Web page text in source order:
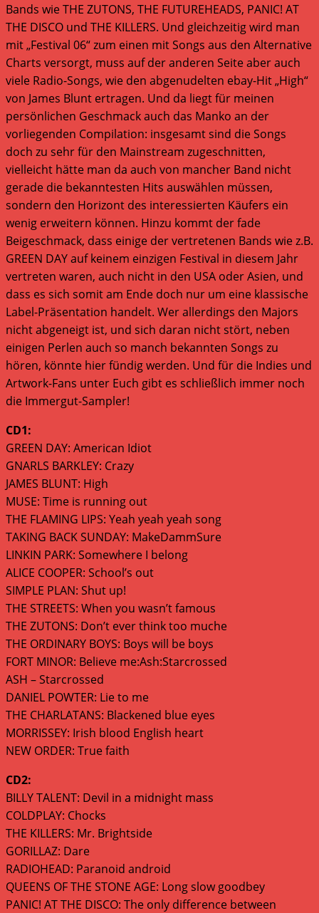
Bands wie THE ZUTONS, THE FUTUREHEADS, PANIC! AT
THE DISCO und THE KILLERS. Und gleichzeitig wird man
mit „Festival 06“ zum einen mit Songs aus den Alternative
Charts versorgt, muss auf der anderen Seite aber auch
viele Radio-Songs, wie den abgenudelten ebay-Hit „High“
von James Blunt ertragen. Und da liegt für meinen
persönlichen Geschmack auch das Manko an der
vorliegenden Compilation: insgesamt sind die Songs
doch zu sehr für den Mainstream zugeschnitten,
vielleicht hätte man da auch von mancher Band nicht
gerade die bekanntesten Hits auswählen müssen,
sondern den Horizont des interessierten Käufers ein
wenig erweitern können. Hinzu kommt der fade
Beigeschmack, dass einige der vertretenen Bands wie z.B.
GREEN DAY auf keinem einzigen Festival in diesem Jahr
vertreten waren, auch nicht in den USA oder Asien, und
dass es sich somit am Ende doch nur um eine klassische
Label-Präsentation handelt. Wer allerdings den Majors
nicht abgeneigt ist, und sich daran nicht stört, neben
einigen Perlen auch so manch bekannten Songs zu
hören, könnte hier fündig werden. Und für die Indies und
Artwork-Fans unter Euch gibt es schließlich immer noch
die Immergut-Sampler!
CD1:
GREEN DAY: American Idiot
GNARLS BARKLEY: Crazy
JAMES BLUNT: High
MUSE: Time is running out
THE FLAMING LIPS: Yeah yeah yeah song
TAKING BACK SUNDAY: MakeDammSure
LINKIN PARK: Somewhere I belong
ALICE COOPER: School’s out
SIMPLE PLAN: Shut up!
THE STREETS: When you wasn’t famous
THE ZUTONS: Don’t ever think too muche
THE ORDINARY BOYS: Boys will be boys
FORT MINOR: Believe me:Ash:Starcrossed
ASH – Starcrossed
DANIEL POWTER: Lie to me
THE CHARLATANS: Blackened blue eyes
MORRISSEY: Irish blood English heart
NEW ORDER: True faith
CD2:
BILLY TALENT: Devil in a midnight mass
COLDPLAY: Chocks
THE KILLERS: Mr. Brightside
GORILLAZ: Dare
RADIOHEAD: Paranoid android
QUEENS OF THE STONE AGE: Long slow goodbey
PANIC! AT THE DISCO: The only difference between